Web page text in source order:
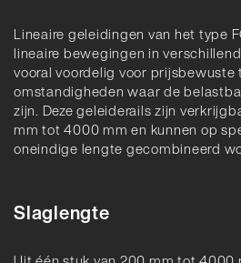
Lineaire geleidingen van het type
lineaire bewegingen in
vooral voordelig voor prijsbewuste
omstandigheden waar de
zijn. Deze geleiderails zijn
mm tot 4000 mm en kunnen op
oneindige lengte gecombineerd
Slaglengte